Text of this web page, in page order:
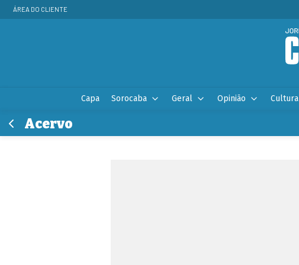
ÁREA DO CLIENTE
Capa Sorocaba Geral Opinião Cultura
Acervo